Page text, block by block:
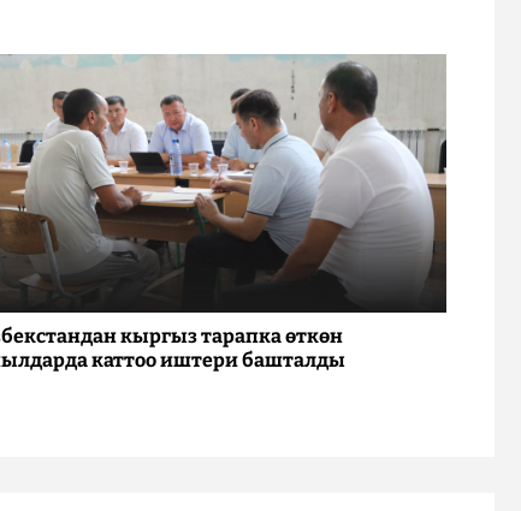
кыргыз тарапка өткөн
каттоо иштери башталды